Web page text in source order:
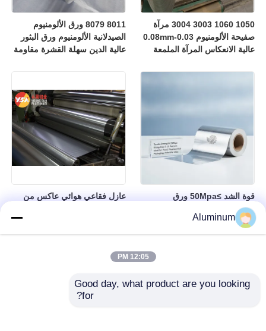
8011 8079 ورق الألومنيوم
الصيدلانية الألومنيوم ورق البثور
عالية الدين سهلة القشرة مقاومة
1050 1060 3003 3004 مرآة
صفيحة الألومنيوم 0.03-0.08mm
عالية الانعكاس المرآة الملمعة
الكتلة للإضاءة مرعّض مصعد
عازل فقاعي هوائي عاكس من
الحراري وتوفير الطاقة في البناء
قوة الشد ≥50Mpa ورق
15 في المئة مثالية للتغليف
الغذائي الصيدلي والاستخدامات
Aluminum
12:05 PM
Good day, what product are you looking
for?